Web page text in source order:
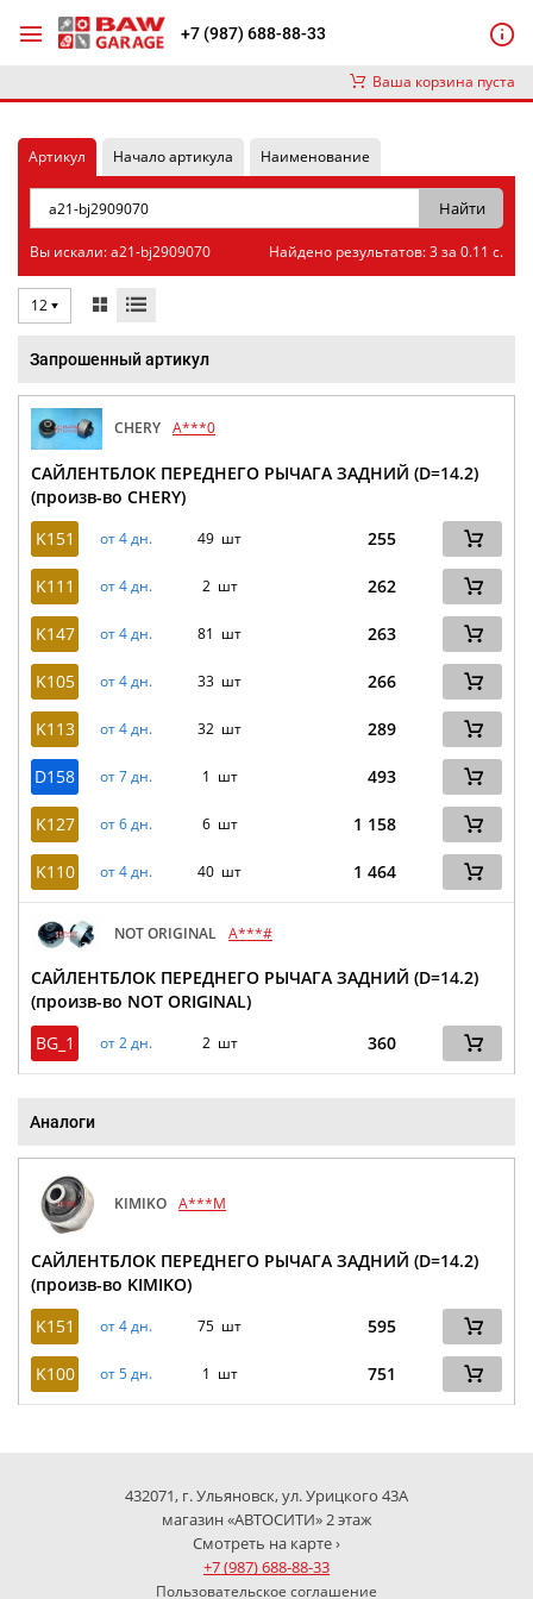
+7 (987) 688-88-33
Ваша корзина пуста
Артикул Начало артикула Наименование
Вы искали: a21-bj2909070 Найдено результатов: 3 за 0.11 с.
12
Запрошенный артикул
CHERY A***0
САЙЛЕНТБЛОК ПЕРЕДНЕГО РЫЧАГА ЗАДНИЙ (D=14.2)
(произв-во CHERY)
K151
от 4 дн. 49 шт 255
K111 от 4 дн. 2 шт 262
K147 от 4 дн. 81 шт 263
K105 от 4 дн. 33 шт 266
K113 от 4 дн. 32 шт 289
D158 от 7 дн. 1 шт 493
K127 от 6 дн. 6 шт 1 158
K110 от 4 дн. 40 шт 1 464
NOT ORIGINAL A***#
САЙЛЕНТБЛОК ПЕРЕДНЕГО РЫЧАГА ЗАДНИЙ (D=14.2)
(произв-во NOT ORIGINAL)
BG_1
от 2 дн. 2 шт 360
Аналоги
KIMIKO A***M
САЙЛЕНТБЛОК ПЕРЕДНЕГО РЫЧАГА ЗАДНИЙ (D=14.2)
(произв-во KIMIKO)
K151
от 4 дн. 75 шт 595
K100 от 5 дн. 1 шт 751
432071, г. Ульяновск, ул. Урицкого 43А
магазин «АВТОСИТИ» 2 этаж
Смотреть на карте ›
+7 (987) 688-88-33
Пользовательское соглашение